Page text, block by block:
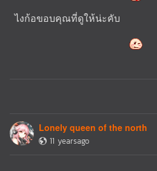
ไงก้อขอบคุณที่ดูให้น่ะคับ
Lonely queen of the north
11 yearsago